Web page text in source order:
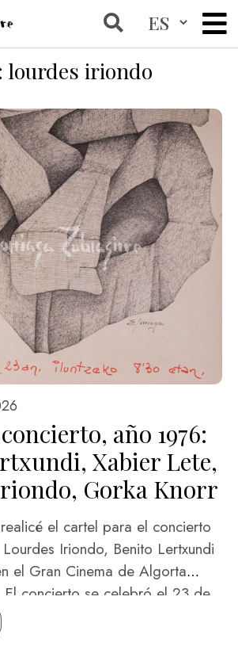
lourdes iriondo
año 1976:
Xabier Lete,
Gorka Knorr
el cartel para el concierto
Iriondo, Benito Lertxundi
el Gran Cinema de Algorta
El concierto se celebró el 23 de
las 20:30, organizado por Itxas-
al que yo pertenecía. Se